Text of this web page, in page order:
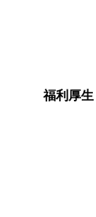
福利厚生